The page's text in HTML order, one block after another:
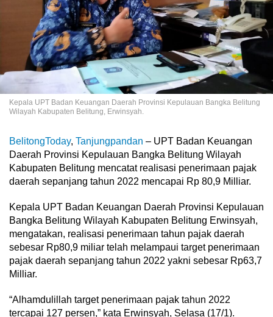
Kepala UPT Badan Keuangan Daerah Provinsi Kepulauan Bangka Belitung
Wilayah Kabupaten Belitung, Erwinsyah.
BelitongToday, Tanjungpandan – UPT Badan Keuangan
Daerah Provinsi Kepulauan Bangka Belitung Wilayah
Kabupaten Belitung mencatat realisasi penerimaan pajak
daerah sepanjang tahun 2022 mencapai Rp 80,9 Milliar.
Kepala UPT Badan Keuangan Daerah Provinsi Kepulauan
Bangka Belitung Wilayah Kabupaten Belitung Erwinsyah,
mengatakan, realisasi penerimaan tahun pajak daerah
sebesar Rp80,9 miliar telah melampaui target penerimaan
pajak daerah sepanjang tahun 2022 yakni sebesar Rp63,7
Milliar.
“Alhamdulillah target penerimaan pajak tahun 2022
tercapai 127 persen,” kata Erwinsyah, Selasa (17/1).